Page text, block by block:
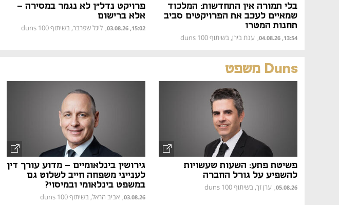
בלי תמורה אין התחדשות: המלכוד
שמאיים לעכב את הפרויקטים סביב
תחנות המטרו
13:54, 04.08.26
, ענת בירן, בשיתוף duns 100
פרויקט נדל"ן לא נגמר במסירה -
אלא ברישום
15:02, 03.08.26
, ליגל שפרבר, בשיתוף duns 100
Duns משפט
פשיטת פתע: השעות שעשויות
להשפיע על גורל החברה
05.08.26
, ערן זך, בשיתוף duns 100
גירושין בינלאומיים – מדוע עורך דין
לענייני משפחה חייב לשלוט גם
במשפט בינלאומי ובמיסוי?
03.08.26
, אביב הראל, בשיתוף duns 100